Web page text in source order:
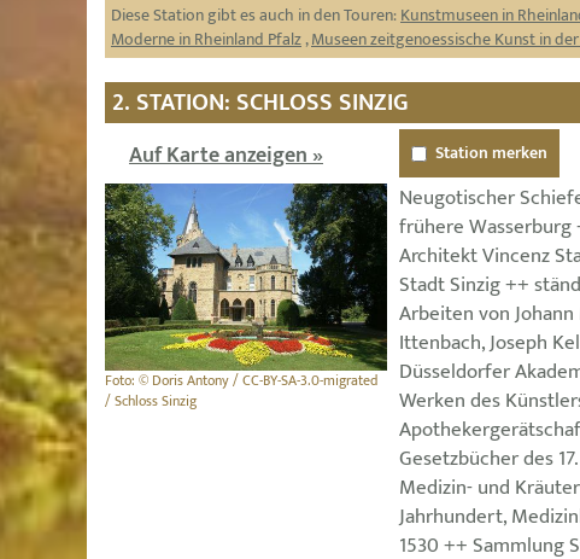
Diese Station gibt es auch in den Touren:Kunstmuseen in
Moderne in Rheinland Pfalz,Museen zeitgenoessische Kunst in
2. STATION: SCHLOSS SINZIG
Auf Karte anzeigen »
Foto: © Doris Antony / CC-BY-SA-3.0-migrated
/ Schloss Sinzig
Station merken
Neugotischer
frühere
Architekt Vincenz
Stadt Sinzig ++
Arbeiten von
Ittenbach, Joseph
Düsseldorfer
Werken des
Gesetzbücher des
Medizin- und
Jahrhundert,
1530 ++ Sammlung